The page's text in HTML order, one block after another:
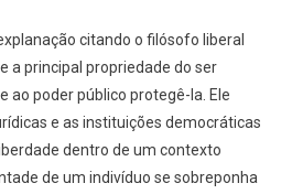
citando o filósofo liberal
a principal propriedade do ser
ao poder público protegê-la. Ele
e as instituições democráticas
dentro de um contexto
de um indivíduo se sobreponha